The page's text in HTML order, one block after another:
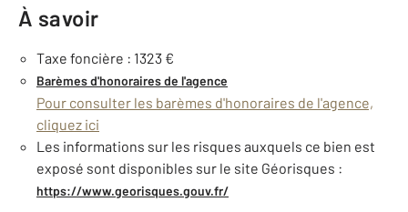
À savoir
Taxe foncière : 1323 €
Barèmes d'honoraires de l'agence
Pour consulter les barèmes d'honoraires de l'agence,
cliquez ici
Les informations sur les risques auxquels ce bien est
exposé sont disponibles sur le site Géorisques :
https://www.georisques.gouv.fr/